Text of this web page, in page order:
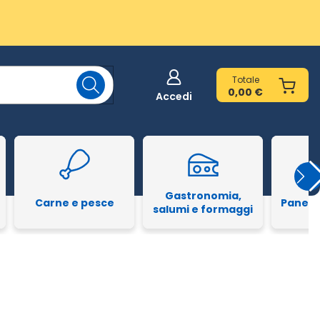
Accedi
Totale
0,00 €
Carne e pesce
Gastronomia,
salumi e formaggi
Pane